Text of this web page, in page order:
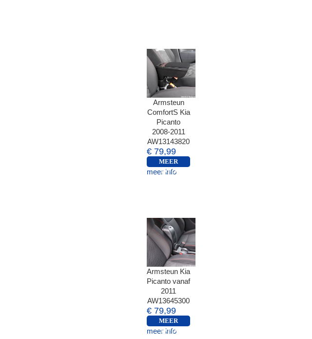
Armsteun
ComfortS Kia
Picanto
2008-2011
AW13143820
€ 79,99
MEER
INFO
meer info
Armsteun Kia
Picanto vanaf
2011
AW13645300
€ 79,99
MEER
INFO
meer info